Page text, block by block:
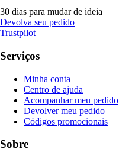
30 dias para mudar de ideia
Devolva seu pedido
Trustpilot
Serviços
Minha conta
Centro de ajuda
Acompanhar meu pedido
Devolver meu pedido
Códigos promocionais
Sobre